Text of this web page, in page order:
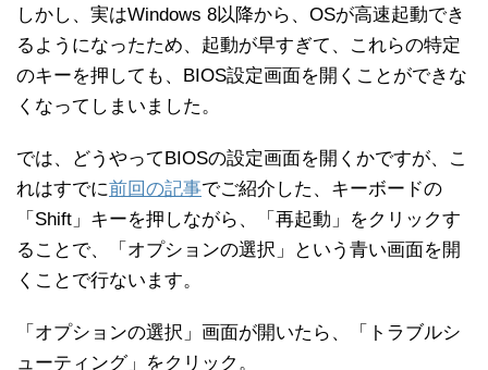
しかし、実はWindows 8以降から、OSが高速起動でき
るようになったため、起動が早すぎて、これらの特定
のキーを押しても、BIOS設定画面を開くことができな
くなってしまいました。
では、どうやってBIOSの設定画面を開くかですが、こ
れはすでに前回の記事でご紹介した、キーボードの
「Shift」キーを押しながら、「再起動」をクリックす
ることで、「オプションの選択」という青い画面を開
くことで行ないます。
「オプションの選択」画面が開いたら、「トラブルシ
ューティング」をクリック。